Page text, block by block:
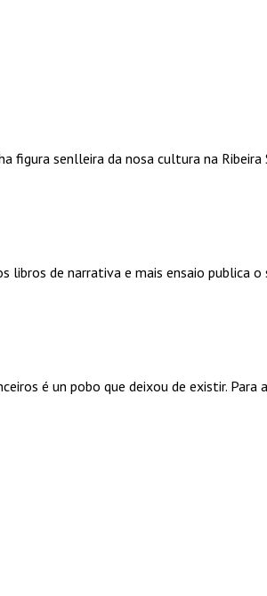
figura senlleira da nosa cultura na
de narrativa e mais ensaio publica o
é un pobo que deixou de existir.